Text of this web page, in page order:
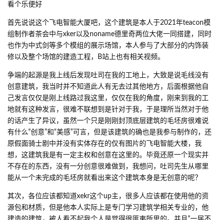
事件发生是这样的，在某个晚上，我日常上线摸建筑，也就是本次
事件中心的仅完成底层毛坯的飞电智能大厦，发现有人正在我的工
地参观，并在公屏上发了一些文字，由此引发的一系列争端，各位
看个乐便好
首先说说这个飞电智能大厦吧，这个建筑是本人于2021年teacon模
组制作者茶会中与xker以及noname德里奇两位大佬一同搭建，同时
也作为中式剑等多个模组的展示场馆，本人参与了大部分的内饰装
修以及整个场馆的建造工程，B站上也有相关视频。
争端的起源是我上线后发现吐司在我的工地上，大致是说毛线没有
创意建筑，我当时并不知道此人有无去过其他地方，后面根据他自
己发言仅仅是刚上线路过我这里，仅仅在我的角度，刚来到我的工
地就有这种发言，很难不联想到是针对于我，于是理所当然对于他